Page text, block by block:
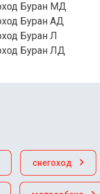
Буран МД
Буран АД
Буран Л
Буран ЛД
снегоход